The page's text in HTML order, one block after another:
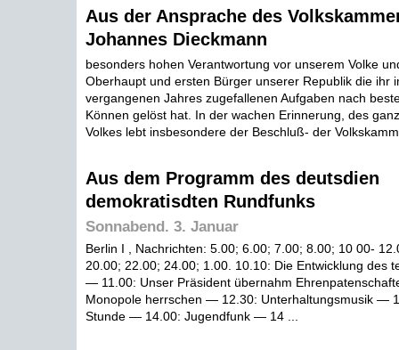
Aus der Ansprache des
Johannes Dieckmann
besonders hohen Verantwortung vor unserem Volke
Oberhaupt und ersten Bürger unserer Republik die ihr
vergangenen Jahres zugefallenen Aufgaben nach
Können gelöst hat. In der wachen Erinnerung, des
Volkes lebt insbesondere der Beschluß- der
Aus dem Programm des deutsdien
demokratisdten Rundfunks
Sonnabend. 3. Januar
Berlin I , Nachrichten: 5.00; 6.00; 7.00; 8.00; 10 00-
20.00; 22.00; 24.00; 1.00. 10.10: Die Entwicklung des
— 11.00: Unser Präsident übernahm
Monopole herrschen — 12.30: Unterhaltungsmusik —
Stunde — 14.00: Jugendfunk — 14 ...